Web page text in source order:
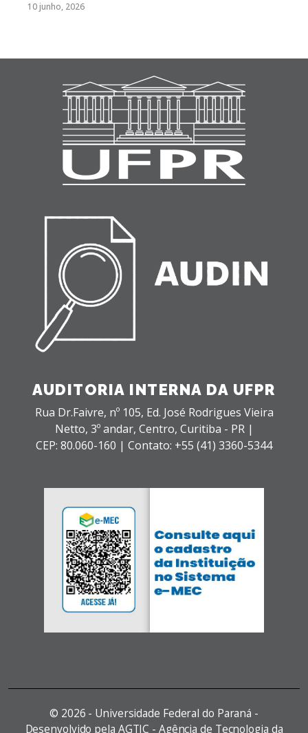
10 junho, 2026
AUDITORIA INTERNA DA UFPR
Rua Dr.Faivre, nº 105, Ed. José Rodrigues Vieira
Netto, 3º andar, Centro, Curitiba - PR |
CEP: 80.060-160 | Contato: +55 (41) 3360-5344
© 2026 - Universidade Federal do Paraná -
Desenvolvido pela AGTIC - Agência de Tecnologia da